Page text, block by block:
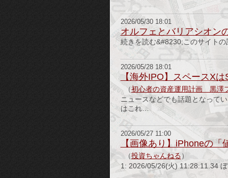
2026/05/30 18:01
オルフェとバリアシオン
続きを読む&#8230;このサイトの
2026/05/28 18:01
【海外IPO】スペースX
（初心者の資産運用計画 黒澤
ニュースなどでも話題となって
はこれ…
2026/05/27 11:00
【画像あり】iPhoneの
（投資ちゃんねる）
1: 2026/05/26(火) 11:28:11.34